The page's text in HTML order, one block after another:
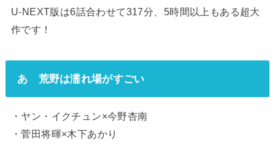
U-NEXT版は6話合わせて317分、5時間以上もある超大
作です！
あゝ荒野は濡れ場がすごい
・ヤン・イクチュン×今野杏南
・菅田将暉×木下あかり